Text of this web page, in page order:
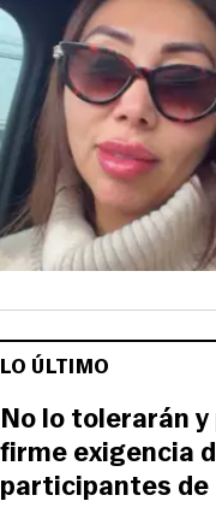
LO ÚLTIMO
No lo tolerarán
firme exigencia
participantes de